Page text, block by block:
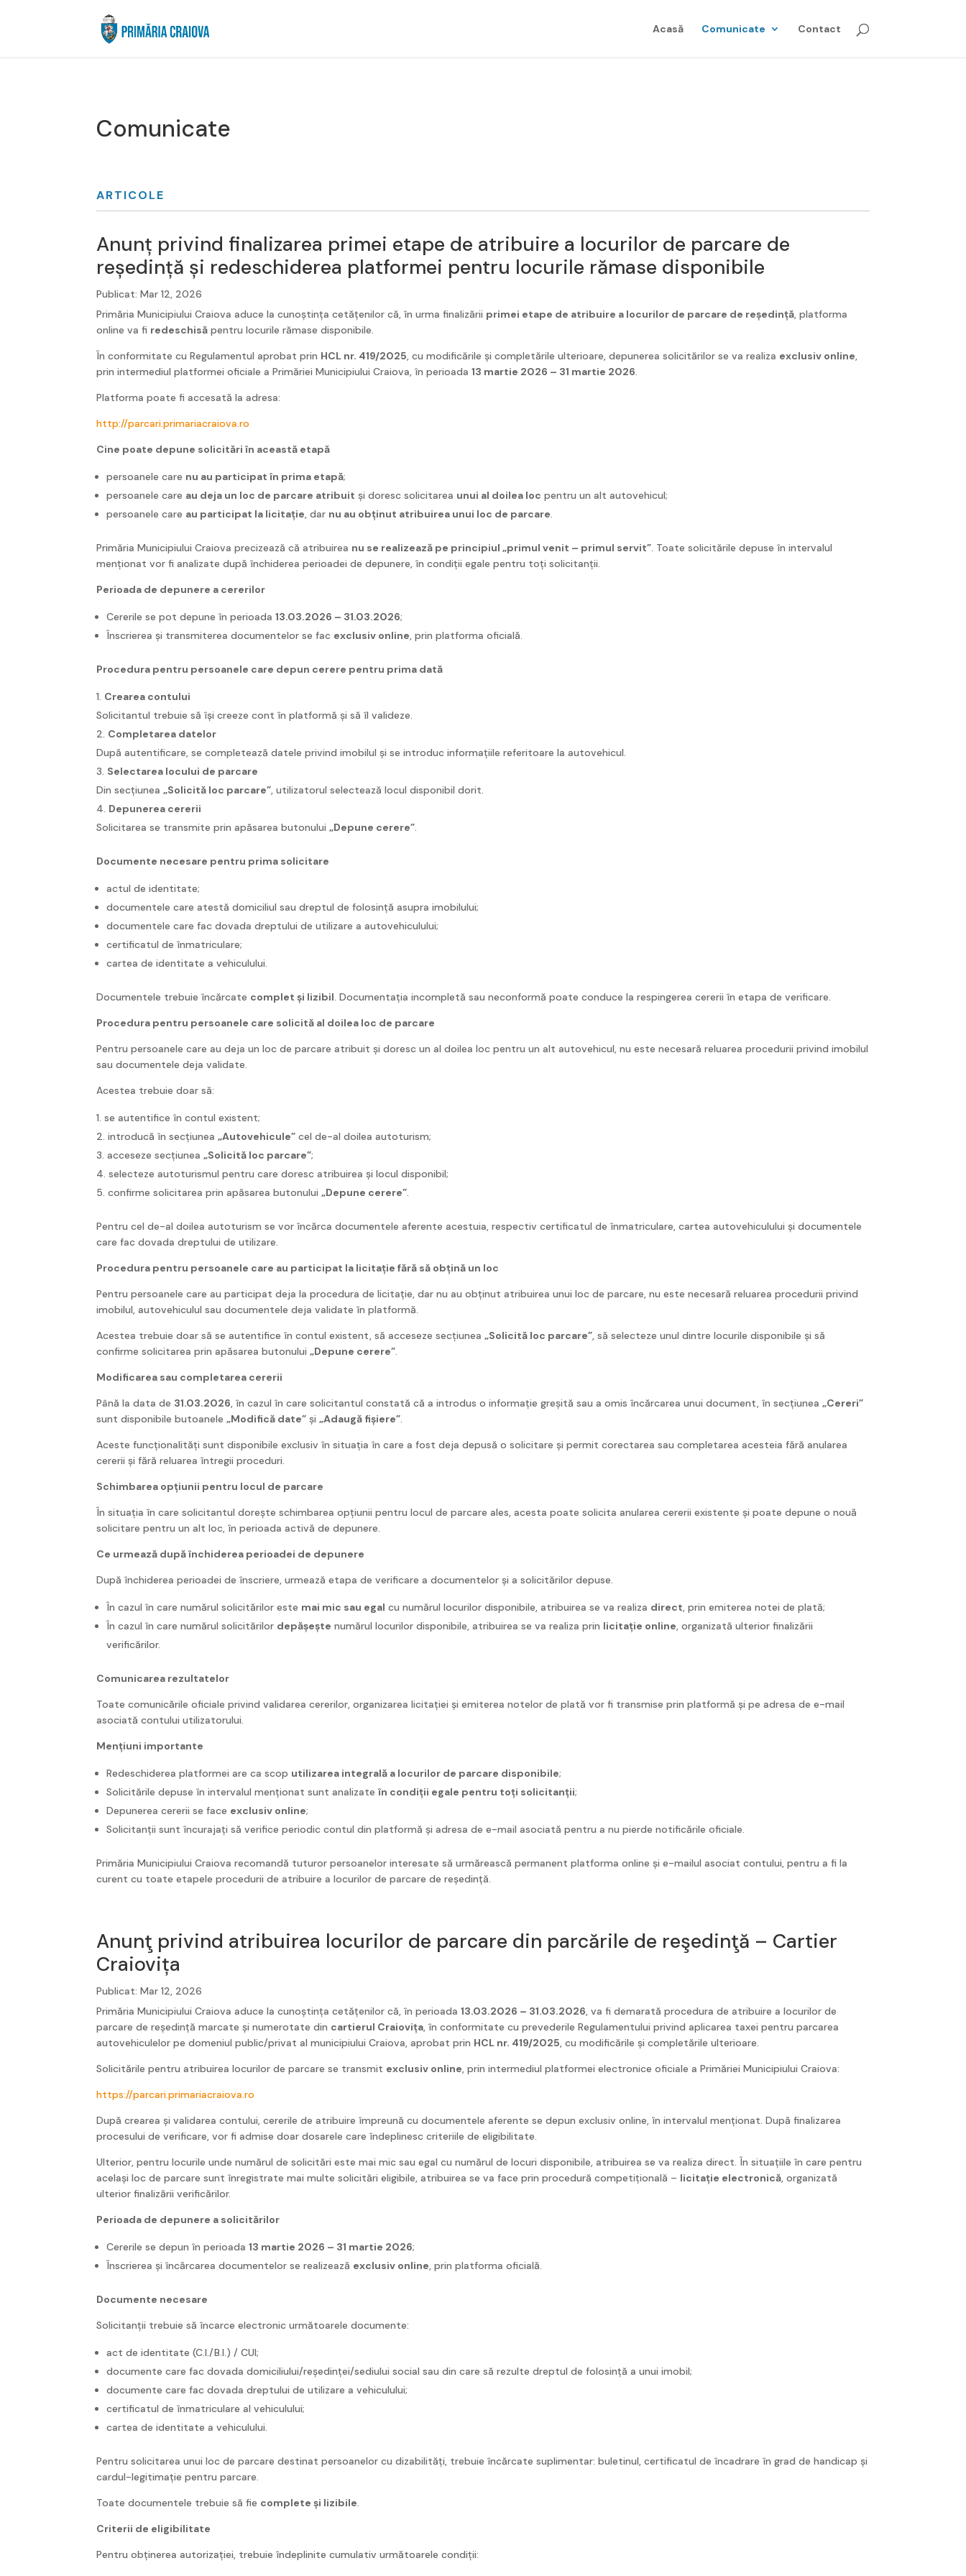
Acasă Comunicate Contact
Comunicate
ARTICOLE
Anunț privind finalizarea primei etape de atribuire a locurilor de parcare de
reședință și redeschiderea platformei pentru locurile rămase disponibile
Primăria Municipiului Craiova aduce la cunoștința cetățenilor că, în urma finalizării primei etape de atribuire a locurilor de parcare de reședință, platforma
online va fi redeschisă pentru locurile rămase disponibile.
În conformitate cu Regulamentul aprobat prin HCL nr. 419/2025, cu modificările și completările ulterioare, depunerea solicitărilor se va realiza exclusiv online,
prin intermediul platformei oficiale a Primăriei Municipiului Craiova, în perioada13 martie 2026 – 31 martie 2026.
Platforma poate fi accesată la adresa:
http://parcari.primariacraiova.ro
Cine poate depune solicitări în această etapă
persoanele care nu au participat în prima etapă;
persoanele care au deja un loc de parcare atribuit și doresc solicitarea unui al doilea loc pentru un alt autovehicul;
persoanele care au participat la licitație, dar nu au obținut atribuirea unui loc de parcare.
Primăria Municipiului Craiova precizează că atribuirea nu se realizează pe principiul „primul venit – primul servit”. Toate solicitările depuse în intervalul
menționat vor fi analizate după închiderea perioadei de depunere, în condiții egale pentru toți solicitanții.
Perioada de depunere a cererilor
Cererile se pot depune în perioada13.03.2026 – 31.03.2026;
Înscrierea și transmiterea documentelor se fac exclusiv online, prin platforma oficială.
Procedura pentru persoanele care depun cerere pentru prima dată
Crearea contului
Solicitantul trebuie să își creeze cont în platformă și să îl valideze.
Completarea datelor
După autentificare, se completează datele privind imobilul și se introduc informațiile referitoare la autovehicul.
Selectarea locului de parcare
Din secțiunea„Solicită loc parcare”, utilizatorul selectează locul disponibil dorit.
Depunerea cererii
Solicitarea se transmite prin apăsarea butonului„Depune cerere”.
Documente necesare pentru prima solicitare
actul de identitate;
documentele care atestă domiciliul sau dreptul de folosință asupra imobilului;
documentele care fac dovada dreptului de utilizare a autovehiculului;
certificatul de înmatriculare;
cartea de identitate a vehiculului.
Documentele trebuie încărcate complet și lizibil. Documentația incompletă sau neconformă poate conduce la respingerea cererii în etapa de verificare.
Procedura pentru persoanele care solicită al doilea loc de parcare
Pentru persoanele care au deja un loc de parcare atribuit și doresc un al doilea loc pentru un alt autovehicul, nu este necesară reluarea procedurii privind imobilul
sau documentele deja validate.
Acestea trebuie doar să:
se autentifice în contul existent;
introducă în secțiunea„Autovehicule” cel de-al doilea autoturism;
acceseze secțiunea„Solicită loc parcare”;
selecteze autoturismul pentru care doresc atribuirea și locul disponibil;
confirme solicitarea prin apăsarea butonului„Depune cerere”.
Pentru cel de-al doilea autoturism se vor încărca documentele aferente acestuia, respectiv certificatul de înmatriculare, cartea autovehiculului și documentele
care fac dovada dreptului de utilizare.
Procedura pentru persoanele care au participat la licitație fără să obțină un loc
Pentru persoanele care au participat deja la procedura de licitație, dar nu au obținut atribuirea unui loc de parcare, nu este necesară reluarea procedurii privind
imobilul, autovehiculul sau documentele deja validate în platformă.
Acestea trebuie doar să se autentifice în contul existent, să acceseze secțiunea„Solicită loc parcare”, să selecteze unul dintre locurile disponibile și să
confirme solicitarea prin apăsarea butonului„Depune cerere”.
Modificarea sau completarea cererii
Până la data de 31.03.2026, în cazul în care solicitantul constată că a introdus o informație greșită sau a omis încărcarea unui document, în secțiunea„Cereri”
sunt disponibile butoanele„Modifică date” și„Adaugă fișiere”.
Aceste funcționalități sunt disponibile exclusiv în situația în care a fost deja depusă o solicitare și permit corectarea sau completarea acesteia fără anularea
cererii și fără reluarea întregii proceduri.
Schimbarea opțiunii pentru locul de parcare
În situația în care solicitantul dorește schimbarea opțiunii pentru locul de parcare ales, acesta poate solicita anularea cererii existente și poate depune o nouă
solicitare pentru un alt loc, în perioada activă de depunere.
Ce urmează după închiderea perioadei de depunere
După închiderea perioadei de înscriere, urmează etapa de verificare a documentelor și a solicitărilor depuse.
În cazul în care numărul solicitărilor este mai mic sau egal cu numărul locurilor disponibile, atribuirea se va realiza direct, prin emiterea notei de plată;
În cazul în care numărul solicitărilor depășește numărul locurilor disponibile, atribuirea se va realiza prin licitație online, organizată ulterior finalizării
verificărilor.
Comunicarea rezultatelor
Toate comunicările oficiale privind validarea cererilor, organizarea licitației și emiterea notelor de plată vor fi transmise prin platformă și pe adresa de e-mail
asociată contului utilizatorului.
Mențiuni importante
Redeschiderea platformei are ca scop utilizarea integrală a locurilor de parcare disponibile;
Solicitările depuse în intervalul menționat sunt analizateîn condiții egale pentru toți solicitanții;
Depunerea cererii se face exclusiv online;
Solicitanții sunt încurajați să verifice periodic contul din platformă și adresa de e-mail asociată pentru a nu pierde notificările oficiale.
Primăria Municipiului Craiova recomandă tuturor persoanelor interesate să urmărească permanent platforma online și e-mailul asociat contului, pentru a fi la
curent cu toate etapele procedurii de atribuire a locurilor de parcare de reședință.
Anunţ privind atribuirea locurilor de parcare din parcările de reşedinţă – Cartier
Craiovița
Primăria Municipiului Craiova aduce la cunoștința cetățenilor că, în perioada13.03.2026 – 31.03.2026, va fi demarată procedura de atribuire a locurilor de
parcare de reședință marcate și numerotate din cartierul Craiovița, în conformitate cu prevederile Regulamentului privind aplicarea taxei pentru parcarea
autovehiculelor pe domeniul public/privat al municipiului Craiova, aprobat prin HCL nr. 419/2025, cu modificările și completările ulterioare.
Solicitările pentru atribuirea locurilor de parcare se transmit exclusiv online, prin intermediul platformei electronice oficiale a Primăriei Municipiului Craiova:
https://parcari.primariacraiova.ro
După crearea și validarea contului, cererile de atribuire împreună cu documentele aferente se depun exclusiv online, în intervalul menționat. După finalizarea
procesului de verificare, vor fi admise doar dosarele care îndeplinesc criteriile de eligibilitate.
Ulterior, pentru locurile unde numărul de solicitări este mai mic sau egal cu numărul de locuri disponibile, atribuirea se va realiza direct. În situațiile în care pentru
același loc de parcare sunt înregistrate mai multe solicitări eligibile, atribuirea se va face prin procedură competițională – licitație electronică, organizată
ulterior finalizării verificărilor.
Perioada de depunere a solicitărilor
Cererile se depun în perioada13 martie 2026 – 31 martie 2026;
Înscrierea și încărcarea documentelor se realizează exclusiv online, prin platforma oficială.
Documente necesare
Solicitanții trebuie să încarce electronic următoarele documente:
act de identitate (C.I./B.I.) / CUI;
documente care fac dovada domiciliului/reședinței/sediului social sau din care să rezulte dreptul de folosință a unui imobil;
documente care fac dovada dreptului de utilizare a vehiculului;
certificatul de înmatriculare al vehiculului;
cartea de identitate a vehiculului.
Pentru solicitarea unui loc de parcare destinat persoanelor cu dizabilități, trebuie încărcate suplimentar: buletinul, certificatul de încadrare în grad de handicap și
cardul-legitimație pentru parcare.
Toate documentele trebuie să fie complete și lizibile.
Criterii de eligibilitate
Pentru obținerea autorizației, trebuie îndeplinite cumulativ următoarele condiții: